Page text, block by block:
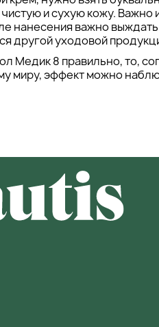
и сухую кожу. Важно
нанесения важно
другой уходовой
Медик 8 правильно, то,
миру, эффект можно